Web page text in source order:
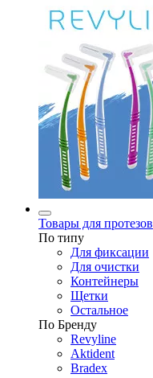
Товары для протезов
По типу
Для фиксации
Для очистки
Контейнеры
Щетки
Остальное
По Бренду
Revyline
Aktident
Bradex